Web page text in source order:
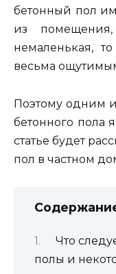
бетонный пол
из
немаленькая,
весьма
Поэтому одним
бетонного пола
статье будет
пол в частном
Что
полы и